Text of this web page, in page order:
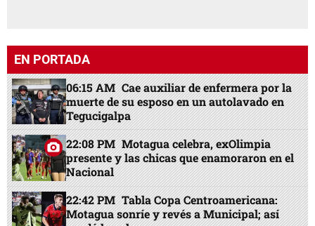
EN PORTADA
06:15 AM Cae auxiliar de enfermera por la
muerte de su esposo en un autolavado en
Tegucigalpa
22:08 PM Motagua celebra, exOlimpia
presente y las chicas que enamoraron en el
Nacional
22:42 PM Tabla Copa Centroamericana:
Motagua sonríe y revés a Municipal; así